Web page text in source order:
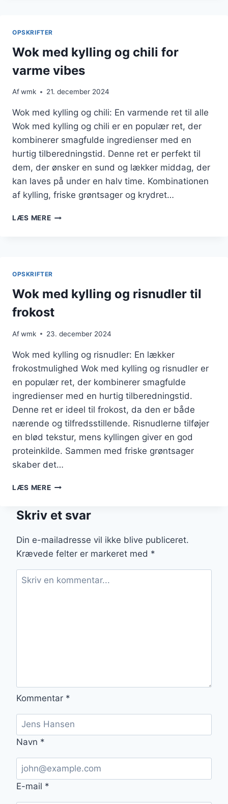
OPSKRIFTER
Wok med kylling og chili for
varme vibes
Afwmk 21. december 2024
Wok med kylling og chili: En varmende ret til alle
Wok med kylling og chili er en populær ret, der
kombinerer smagfulde ingredienser med en
hurtig tilberedningstid. Denne ret er perfekt til
dem, der ønsker en sund og lækker middag, der
kan laves på under en halv time. Kombinationen
af kylling, friske grøntsager og krydret…
LÆS MEREWOK
VIBES
OPSKRIFTER
Wok med kylling og risnudler til
frokost
Afwmk 23. december 2024
Wok med kylling og risnudler: En lækker
frokostmulighed Wok med kylling og risnudler er
en populær ret, der kombinerer smagfulde
ingredienser med en hurtig tilberedningstid.
Denne ret er ideel til frokost, da den er både
nærende og tilfredsstillende. Risnudlerne tilføjer
en blød tekstur, mens kyllingen giver en god
proteinkilde. Sammen med friske grøntsager
skaber det…
LÆS MEREWOK
OG
TIL
FROKOST
Skriv et svar
Din e-mailadresse vil ikke blive publiceret.
Krævede felter er markeret med *
Kommentar *
Navn *
E-mail *